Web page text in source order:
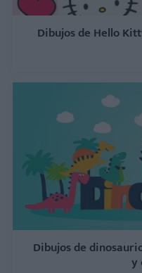
Dibujos de Hello
Dibujos de
y